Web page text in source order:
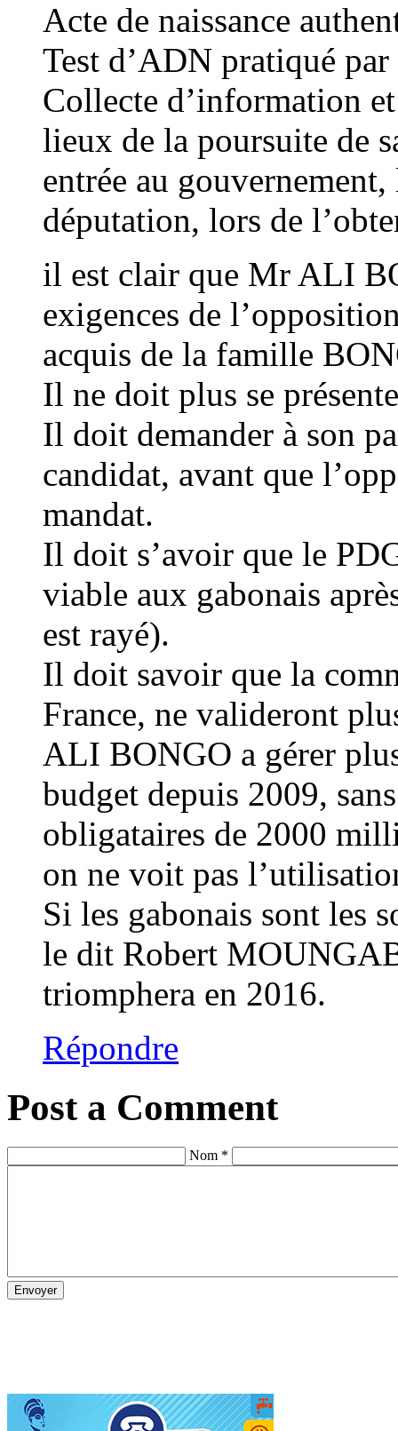
Acte de naissance
Test d’ADN pratiqué
Collecte d’information
lieux de la poursuite de
entrée au
députation, lors de
il est clair que Mr ALI
exigences de
acquis de la famille
Il ne doit plus se
Il doit demander à son
candidat, avant que
mandat.
Il doit s’avoir que le
viable aux gabonais
est rayé).
Il doit savoir que la
France, ne valideront
ALI BONGO a gérer
budget depuis 2009,
obligataires de 2000
on ne voit pas
Si les gabonais sont les
le dit Robert
triomphera en 2016.
Répondre
Post a Comment
Nom *